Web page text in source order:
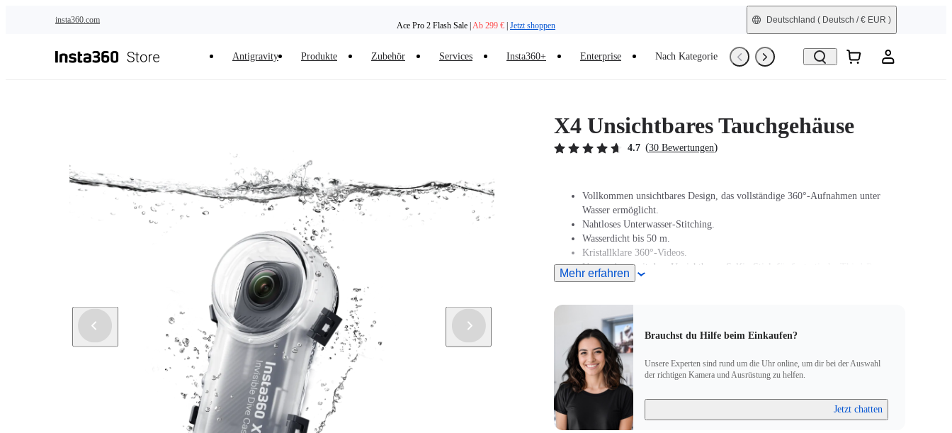
insta360.com
Ace Pro 2 Flash Sale | Ab 299 € Jetzt shoppen
Deutschland ( Deutsch / € EUR )
Antigravity Produkte Zubehör Services Insta360+ Enterprise Nach Kategorie Trade-In Generalüberholt
X4 Unsichtbares Tauchgehäuse
4.7 (30 Bewertungen)
Vollkommen unsichtbares Design, das vollständige 360°-Aufnahmen unter
Wasser ermöglicht.
Nahtloses Unterwasser-Stitching.
Wasserdicht bis 50 m.
Kristallklare 360°-Videos.
Verwende es mit dem Unsichtbaren Selfie-Stick für fantastische Third-Person-
Perspektiven.
Mehr erfahren
Brauchst du Hilfe beim Einkaufen?
Unsere Experten sind rund um die Uhr online, um dir bei der Auswahl
der richtigen Kamera und Ausrüstung zu helfen.
Jetzt chatten